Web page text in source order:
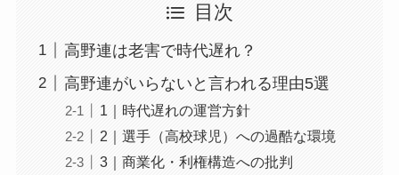
目次
高野連は老害で時代遅れ？
高野連がいらないと言われる理由5選
1｜時代遅れの運営方針
2｜選手（高校球児）への過酷な環境
3｜商業化・利権構造への批判